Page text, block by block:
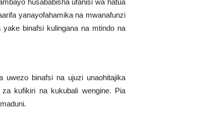
yanayofahamika na mwanafunzi
binafsi kulingana na mtindo na
uwezo binafsi na ujuzi unaohitajika
kufikiri na kukubali wengine. Pia